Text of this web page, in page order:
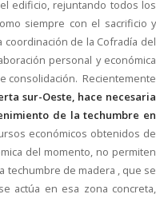
edificio, rejuntando todos los
siempre con el sacrificio y
de la Cofradía del
personal y económica
consolidación. Recientemente
sur-Oeste, hace necesaria
de la techumbre en
económicos obtenidos de
del momento, no permiten
techumbre de madera , que se
actúa en esa zona concreta,